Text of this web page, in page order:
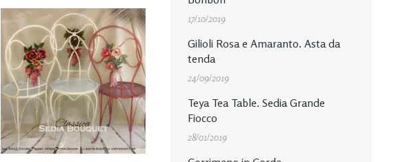
17/10/2019
Gilioli Rosa e Amaranto. Asta da
tenda
24/09/2019
Teya Tea Table. Sedia Grande
Fiocco
28/01/2019